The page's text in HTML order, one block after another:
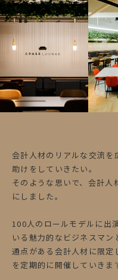
会計人材のリアルな交流
助けをしていきたい。
そのような思いで、会計人
にしました。
100人のロールモデルに出
いる魅力的なビジネスマ
通点がある会計人材に限定
を定期的に開催していきま